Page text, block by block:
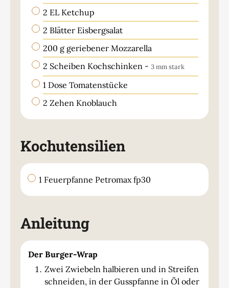
▢
2 EL Ketchup
▢
2 Blätter Eisbergsalat
▢200 g geriebener Mozzarella
▢
2 Scheiben Kochschinken - 3 mm stark
▢1 Dose Tomatenstücke
▢
2 Zehen Knoblauch
Kochutensilien
▢1 Feuerpfanne Petromax fp30
Anleitung
Der Burger-Wrap
Zwei Zwiebeln halbieren und in Streifen
schneiden, in der Gusspfanne in Öl oder